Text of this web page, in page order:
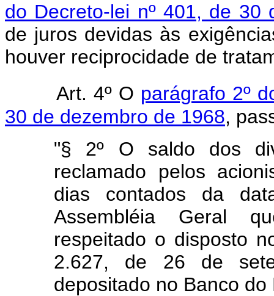
do Decreto-lei nº 401, de 30
de juros devidas às
houver reciprocidade de
Art. 4º O parágrafo 2º
30 de dezembro de 1968,
"§ 2º O saldo dos
reclamado pelos
dias contados da
Assembléia Geral
respeitado o disposto
2.627, de 26 de
depositado no Banco